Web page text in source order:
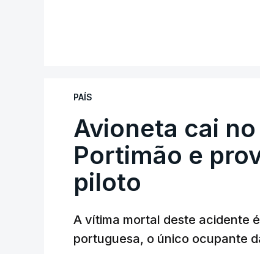
PAÍS
Avioneta cai
Portimão e
piloto
A vítima mortal deste acidente
portuguesa, o único ocupante